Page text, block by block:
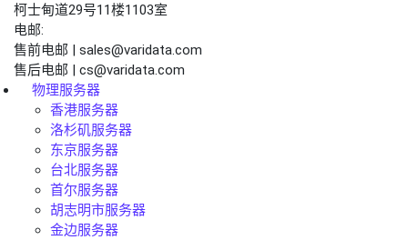
柯士甸道29号11楼1103室
电邮:
售前电邮 | sales@varidata.com
售后电邮 | cs@varidata.com
物理服务器
香港服务器
洛杉矶服务器
东京服务器
台北服务器
首尔服务器
胡志明市服务器
金边服务器